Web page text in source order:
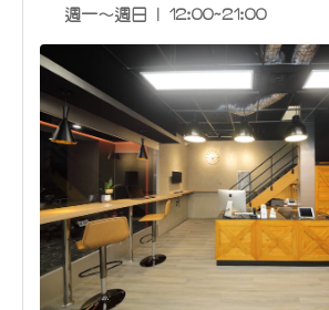
週一～週日 | 12:00~21:00